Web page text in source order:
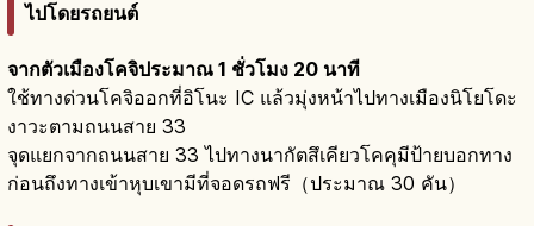
ไปโดยรถยนต์
จากตัวเมืองโคจิประมาณ 1 ชั่วโมง 20 นาที
ใช้ทางด่วนโคจิออกที่อิโนะ IC แล้วมุ่งหน้าไปทางเมืองนิโยโดะ
งาวะตามถนนสาย 33
จุดแยกจากถนนสาย 33 ไปทางนากัตสึเคียวโคคุมีป้ายบอกทาง
ก่อนถึงทางเข้าหุบเขามีที่จอดรถฟรี（ประมาณ 30 คัน）